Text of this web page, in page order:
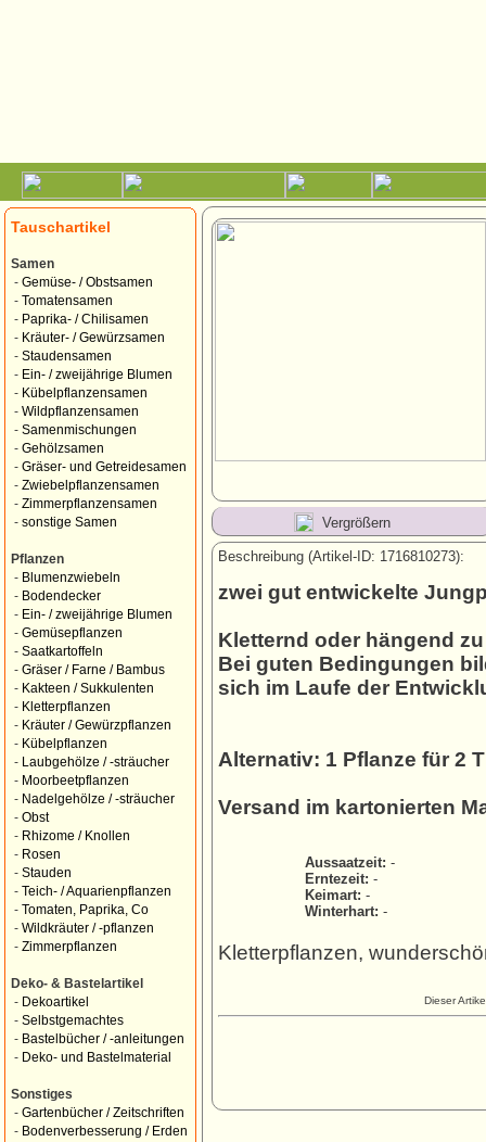
Tauschartikel
Samen
- Gemüse- / Obstsamen
- Tomatensamen
- Paprika- / Chilisamen
- Kräuter- / Gewürzsamen
- Staudensamen
- Ein- / zweijährige Blumen
- Kübelpflanzensamen
- Wildpflanzensamen
- Samenmischungen
- Gehölzsamen
- Gräser- und Getreidesamen
- Zwiebelpflanzensamen
- Zimmerpflanzensamen
- sonstige Samen
Pflanzen
- Blumenzwiebeln
- Bodendecker
- Ein- / zweijährige Blumen
- Gemüsepflanzen
- Saatkartoffeln
- Gräser / Farne / Bambus
- Kakteen / Sukkulenten
- Kletterpflanzen
- Kräuter / Gewürzpflanzen
- Kübelpflanzen
-
Laubgehölze / -sträucher
- Moorbeetpflanzen
- Nadelgehölze / -sträucher
- Obst
- Rhizome / Knollen
- Rosen
- Stauden
- Teich- / Aquarienpflanzen
- Tomaten, Paprika, Co
- Wildkräuter / -pflanzen
- Zimmerpflanzen
Deko- & Bastelartikel
- Dekoartikel
- Selbstgemachtes
- Bastelbücher / -anleitungen
- Deko- und Bastelmaterial
Sonstiges
- Gartenbücher / Zeitschriften
- Bodenverbesserung / Erden
Vergrößern
Beschreibung (Artikel-ID: 1716810273):
zwei gut entwickelte
Kletternd oder hängend
Bei guten Bedingungen
sich im Laufe der
Alternativ: 1 Pflanze für 2
Versand im kartonierten
Aussaatzeit: -
Erntezeit: -
Keimart: -
Winterhart: -
Kletterpflanzen,
Dieser